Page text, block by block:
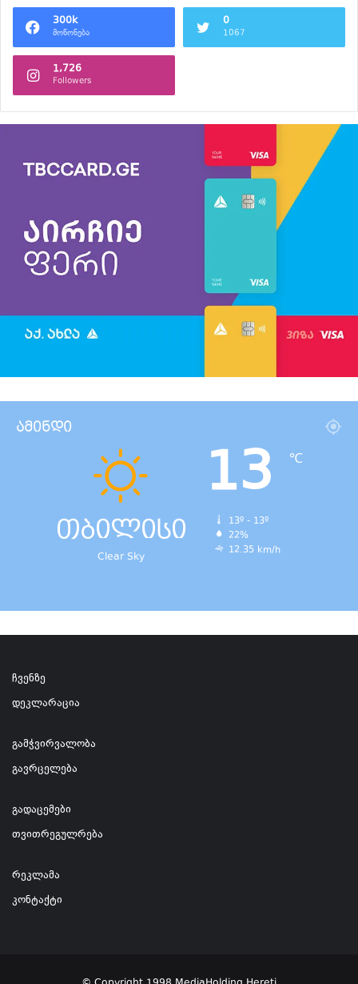
300k
მოწონება
0
1067
1,726
Followers
ამინდი
თბილისი
Clear Sky
13 ℃
13º - 13º
22%
12.35 km/h
ჩვენზე
დეკლარაცია
გამჭვირვალობა
გავრცელება
გადაცემები
თვითრეგულრება
რეკლამა
კონტაქტი